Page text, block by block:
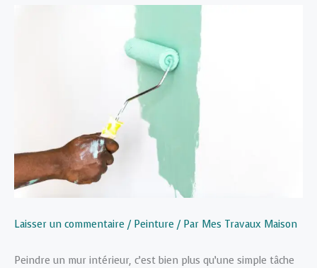
Laisser un commentaire / Peinture / Par Mes Travaux Maison
Peindre un mur intérieur, c’est bien plus qu’une simple tâche